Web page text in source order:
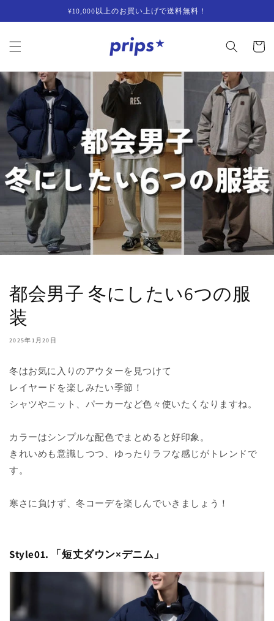
進む
¥10,000以上のお買い上げで送料無料！
ー
都会男子 冬にしたい6つの服
装
2025年1月20日
冬はお気に入りのアウターを見つけて
レイヤードを楽しみたい季節！
シャツやニット、パーカーなど色々使いたくなりますね。
カラーはシンプルな配色でまとめると好印象。
きれいめも意識しつつ、ゆったりラフな感じがトレンドで
す。
寒さに負けず、冬コーデを楽しんでいきましょう！
Style01. 「短丈ダウン×デニム 」